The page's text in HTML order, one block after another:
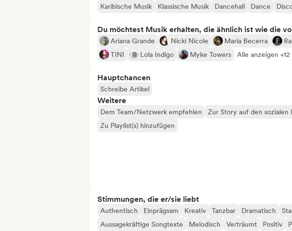
Karibische Musik Klassische Musik Dancehall Dance
Du möchtest Musik erhalten, die ähnlich ist wie die
Ariana Grande Nicki Nicole Maria Becerra
TINI
Lola Indigo Myke Towers Alle anzeigen +12
Hauptchancen
Schreibe Artikel
Weitere
Dem Team/Netzwerk empfehlen
Zur Story auf den sozialen
Zu Playlist(s) hinzufügen
Stimmungen, die er/sie liebt
Authentisch Einprägsam Kreativ Tanzbar Dramatisch
Aussagekräftige Songtexte
Melodisch Verträumt Positiv